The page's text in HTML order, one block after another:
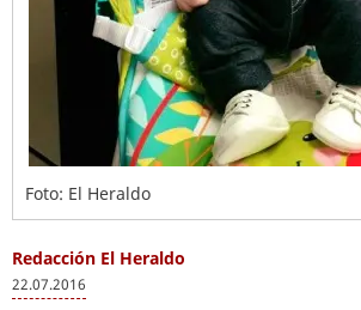
Foto: El Heraldo
Redacción El Heraldo
22.07.2016